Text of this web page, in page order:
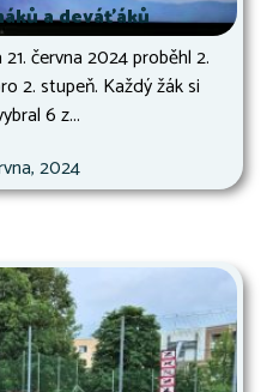
a deváťáků
června 2024 proběhl 2.
2. stupeň. Každý žák si
6 z...
2024